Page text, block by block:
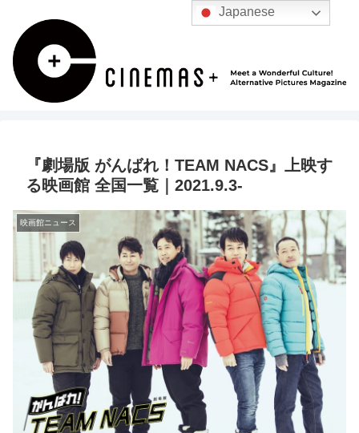
『劇場版 がんばれ！TEAM NACS』上映す
る映画館 全国一覧｜2021.9.3-
映画館ニュース
Japanese